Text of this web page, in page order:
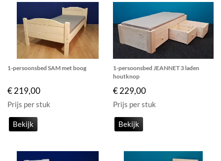
1-persoonsbed SAM met boog
€ 219,00
Prijs per stuk
Bekijk
1-persoonsbed JEANNET 3 laden
houtknop
€ 229,00
Prijs per stuk
Bekijk